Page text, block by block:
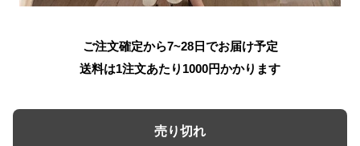
ご注文確定から7~28日でお届け予定
送料は1注文あたり 1000円かかります
売り切れ